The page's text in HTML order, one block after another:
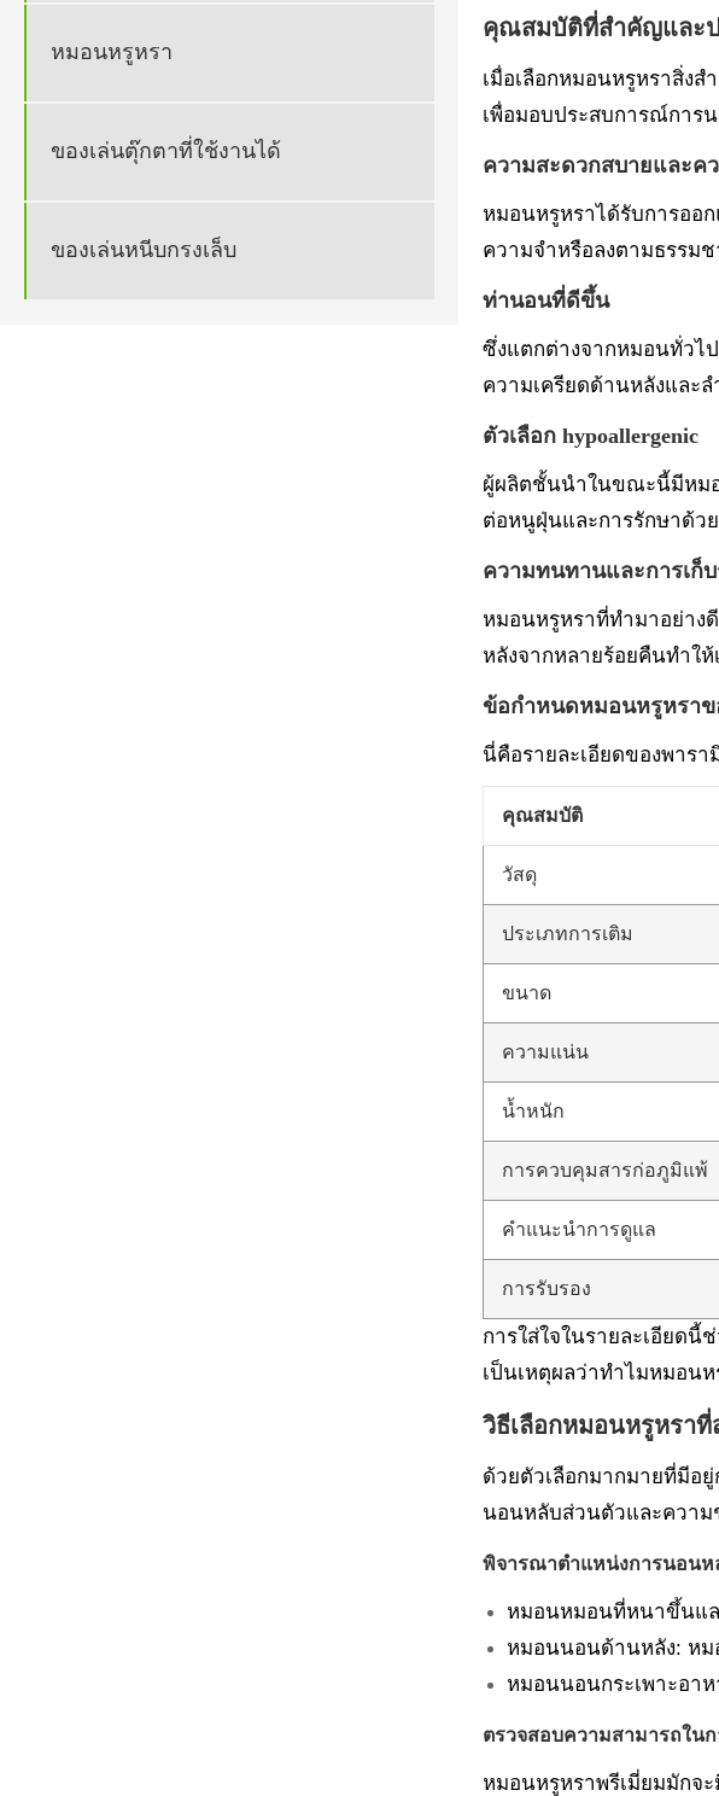
หมอนหรูหรา
ของเล่นตุ๊กตาที่ใช้งานได้
ของเล่นหนีบกรงเล็บ
คุณสมบัติที่สำคัญและ
เมื่อเลือกหมอนหรูหราสิ่ง
เพื่อมอบประสบการณ์การ
ความสะดวกสบายและค
หมอนหรูหราได้รับการออ
ความจำหรือลงตามธรรม
ท่านอนที่ดีขึ้น
ซึ่งแตกต่างจากหมอนทั่วไ
ความเครียดด้านหลังและ
ตัวเลือก hypoallergenic
ผู้ผลิตชั้นนำในขณะนี้มีหมอ
ต่อหนูฝุ่นและการรักษาด้ว
ความทนทานและการเก็
หมอนหรูหราที่ทำมาอย่าง
หลังจากหลายร้อยคืนทำใ
ข้อกำหนดหมอนหรูหราข
นี่คือรายละเอียดของพาร
คุณสมบัติ
วัสดุ
ประเภทการเติม
ขนาด
ความแน่น
น้ำหนัก
การควบคุมสารก่อภูมิแพ้
คำแนะนำการดูแล
การรับรอง
การใส่ใจในรายละเอียดนี้
เป็นเหตุผลว่าทำไมหมอน
วิธีเลือกหมอนหรูหรา
ด้วยตัวเลือกมากมายที่มีอ
นอนหลับส่วนตัวและความ
พิจารณาตำแหน่งการนอน
หมอนหมอนที่หนาขึ้นแ
หมอนนอนด้านหลัง: หม
หมอนนอนกระเพาะอา
ตรวจสอบความสามารถใน
หมอนหรูหราพรีเมี่ยมมักจ